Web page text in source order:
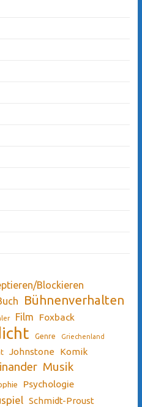
Blockieren
Bühnenverhalten
Film Foxback
Genre Griechenland
Johnstone Komik
Musik
Psychologie
Schmidt-Proust